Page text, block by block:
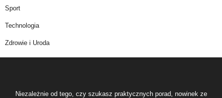
Sport
Technologia
Zdrowie i Uroda
Niezależnie od tego, czy szukasz praktycznych porad, nowinek ze